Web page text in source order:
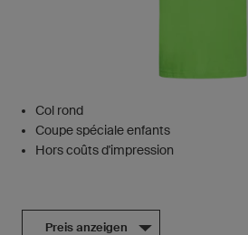
Col rond
Coupe spéciale enfants
Hors coûts d'impression
Preis anzeigen